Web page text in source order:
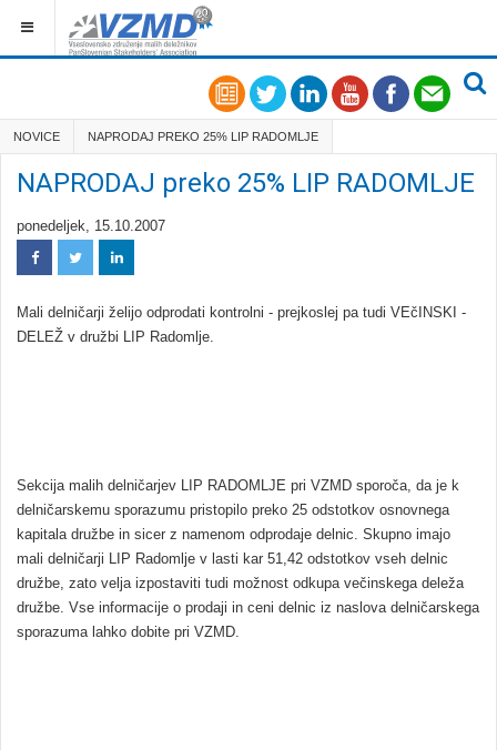
NOVICE NAPRODAJ PREKO 25% LIP RADOMLJE
NAPRODAJ preko 25% LIP RADOMLJE
ponedeljek, 15.10.2007
Mali delničarji želijo odprodati kontrolni - prejkoslej pa tudi VEčINSKI -
DELEŽ v družbi LIP Radomlje.
Sekcija malih delničarjev LIP RADOMLJE pri VZMD sporoča, da je k
delničarskemu sporazumu pristopilo preko 25 odstotkov osnovnega
kapitala družbe in sicer z namenom odprodaje delnic. Skupno imajo
mali delničarji LIP Radomlje v lasti kar 51,42 odstotkov vseh delnic
družbe, zato velja izpostaviti tudi možnost odkupa večinskega deleža
družbe. Vse informacije o prodaji in ceni delnic iz naslova delničarskega
sporazuma lahko dobite pri VZMD.